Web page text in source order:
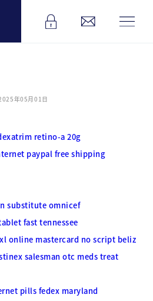
年05月01日
retino-a 20g
paypal free shipping
substitute omnicef
fast tennessee
online mastercard no script beliz
salesman otc meds treat
pills fedex maryland